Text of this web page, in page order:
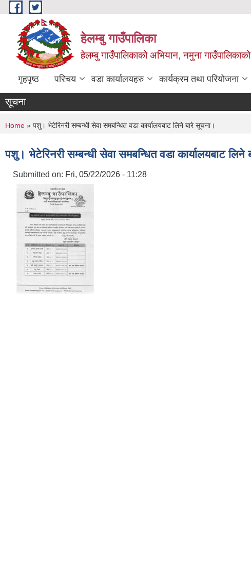
Skip to main content
हेलम्बु गाउँपालिका
हेलम्बु गाउँपालिकाको अभियान, नमुना गाउँपालिकाको
गृहपृष्ठ परिचय वडा कार्यालयहरु कार्यक्रम तथा परियोजना
सूचना
You are here
Home » पशु। भेटेरिनरी सम्बन्धी सेवा समबन्धित वडा कार्यालयबाट लिने बारे सूचना।
पशु। भेटेरिनरी सम्बन्धी सेवा समबन्धित वडा कार्यालयबाट लिने
Submitted on: Fri, 05/22/2026 - 11:28